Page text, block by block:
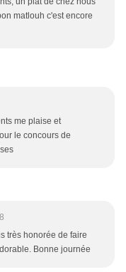
matlouh c'est encore
me plaise et
le concours de
très honorée de faire
Bonne journée